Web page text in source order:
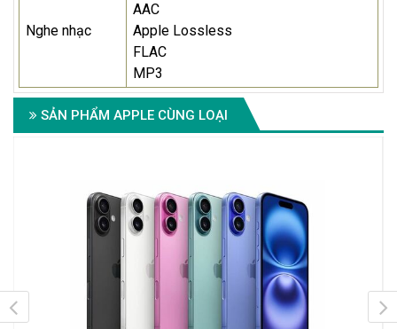
Nghe nhạc
AAC
Apple Lossless
FLAC
MP3
SẢN PHẨM APPLE CÙNG LOẠI